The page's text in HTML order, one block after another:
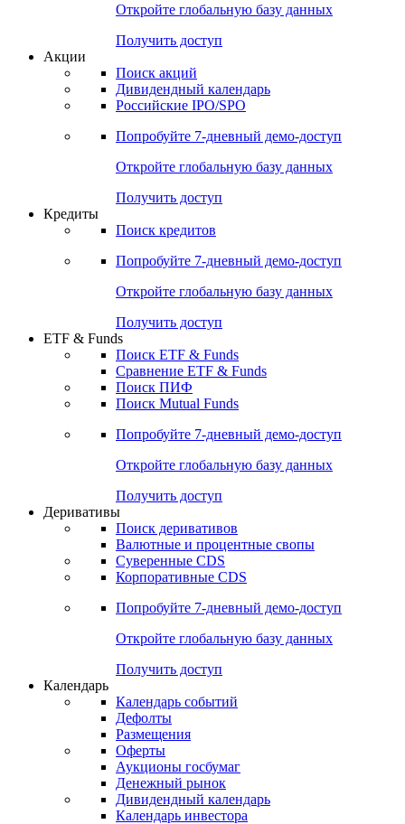
Откройте глобальную базу данных
Получить доступ
Акции
Поиск акций
Дивидендный календарь
Российские IPO/SPO
Попробуйте 7-дневный демо-доступ
Откройте глобальную базу данных
Получить доступ
Кредиты
Поиск кредитов
Попробуйте 7-дневный демо-доступ
Откройте глобальную базу данных
Получить доступ
ETF & Funds
Поиск ETF & Funds
Сравнение ETF & Funds
Поиск ПИФ
Поиск Mutual Funds
Попробуйте 7-дневный демо-доступ
Откройте глобальную базу данных
Получить доступ
Деривативы
Поиск деривативов
Валютные и процентные свопы
Суверенные CDS
Корпоративные CDS
Попробуйте 7-дневный демо-доступ
Откройте глобальную базу данных
Получить доступ
Календарь
Календарь событий
Дефолты
Размещения
Оферты
Аукционы госбумаг
Денежный рынок
Дивидендный календарь
Календарь инвестора